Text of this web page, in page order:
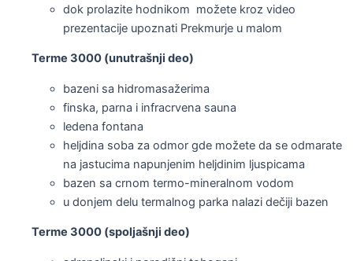
dok prolazite hodnikom možete kroz video
prezentacije upoznati Prekmurje u malom
Terme 3000 (unutrašnji deo)
bazeni sa hidromasažerima
finska, parna i infracrvena sauna
ledena fontana
heljdina soba za odmor gde možete da se odmarate
na jastucima napunjenim heljdinim ljuspicama
bazen sa crnom termo-mineralnom vodom
u donjem delu termalnog parka nalazi dečiji bazen
Terme 3000 (spoljašnji deo)